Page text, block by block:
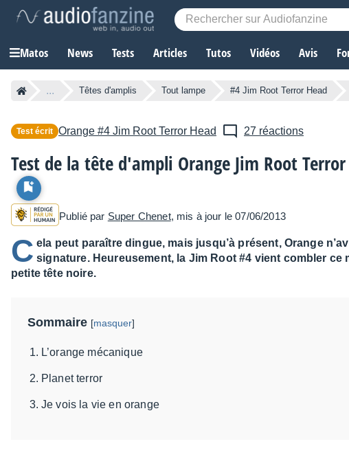
Matos News Tests Articles Tutos Vidéos Avis
... Têtes d'amplis Tout lampe #4 Jim Root Terror Head
Test écrit Orange #4 Jim Root Terror Head 27 réactions
Test de la tête d'ampli Orange Jim Root
Publié par Super Chenet, mis à jour le 07/06/2013
C ela peut paraître dingue, mais jusqu’à présent, Orange
signature. Heureusement, la Jim Root #4 vient combler ce
petite tête noire.
Sommaire [masquer]
L’orange mécanique
Planet terror
Je vois la vie en orange